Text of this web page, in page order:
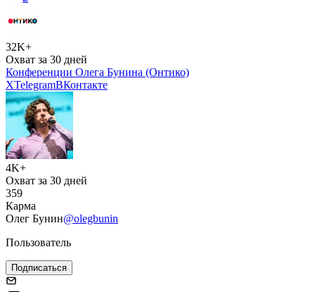
32K+
Охват за 30 дней
Конференции Олега Бунина (Онтико)
XTelegramВКонтакте
4K+
Охват за 30 дней
359
Карма
Олег Бунин@olegbunin
Пользователь
Подписаться